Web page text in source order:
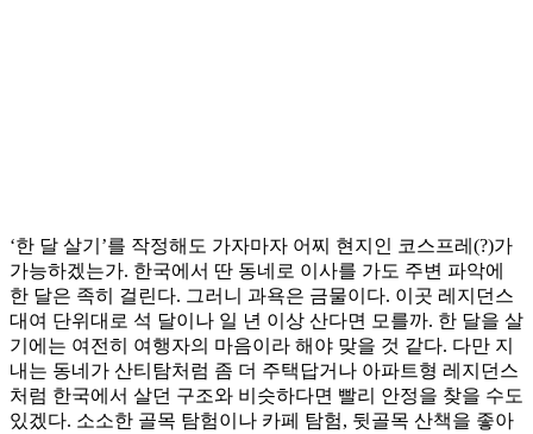
‘한 달 살기’를 작정해도 가자마자 어찌 현지인 코스프레(?)가
가능하겠는가. 한국에서 딴 동네로 이사를 가도 주변 파악에
한 달은 족히 걸린다. 그러니 과욕은 금물이다. 이곳 레지던스
대여 단위대로 석 달이나 일 년 이상 산다면 모를까. 한 달을 살
기에는 여전히 여행자의 마음이라 해야 맞을 것 같다. 다만 지
내는 동네가 산티탐처럼 좀 더 주택답거나 아파트형 레지던스
처럼 한국에서 살던 구조와 비슷하다면 빨리 안정을 찾을 수도
있겠다. 소소한 골목 탐험이나 카페 탐험, 뒷골목 산책을 좋아